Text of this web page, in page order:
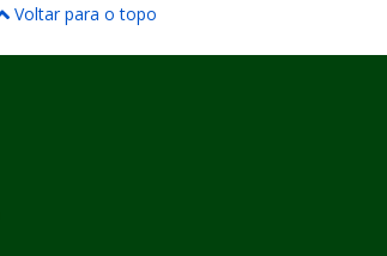
Voltar para o topo